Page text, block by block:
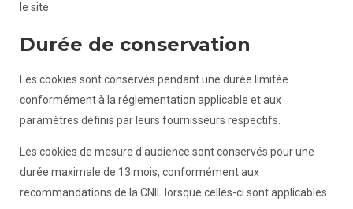
le site.
Durée de conservation
Les cookies sont conservés pendant une durée limitée
conformément à la réglementation applicable et aux
paramètres définis par leurs fournisseurs respectifs.
Les cookies de mesure d'audience sont conservés pour une
durée maximale de 13 mois, conformément aux
recommandations de la CNIL lorsque celles-ci sont applicables.